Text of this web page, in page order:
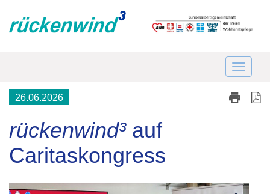
26.06.2026
rückenwind³auf
Caritaskongress